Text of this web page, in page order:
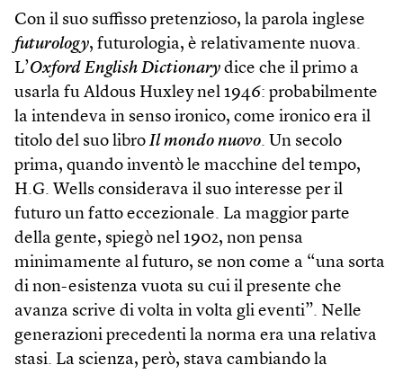
Con il suo suffisso pretenzioso, la parola inglese
futurology, futurologia, è relativamente nuova.
L’Oxford English Dictionary dice che il primo a
usarla fu Aldous Huxley nel 1946: probabilmente
la intendeva in senso ironico, come ironico era il
titolo del suo libro Il mondo nuovo. Un secolo
prima, quando inventò le macchine del tempo,
H.G. Wells considerava il suo interesse per il
futuro un fatto eccezionale. La maggior parte
della gente, spiegò nel 1902, non pensa
minimamente al futuro, se non come a “una sorta
di non-esistenza vuota su cui il presente che
avanza scrive di volta in volta gli eventi”. Nelle
generazioni precedenti la norma era una relativa
stasi. La scienza, però, stava cambiando la